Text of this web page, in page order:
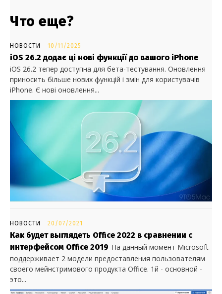
Что еще?
НОВОСТИ 10/11/2025
iOS 26.2 додає ці нові функції до вашого iPhone
iOS 26.2 тепер доступна для бета-тестування. Оновлення
приносить більше нових функцій і змін для користувачів
iPhone. Є нові оновлення...
НОВОСТИ 20/07/2021
Как будет выглядеть Office 2022 в сравнении с
интерфейсом Office 2019 На данный момент Microsoft
поддерживает 2 модели предоставления пользователям
своего мейнстримового продукта Office. 1й - основной -
это...